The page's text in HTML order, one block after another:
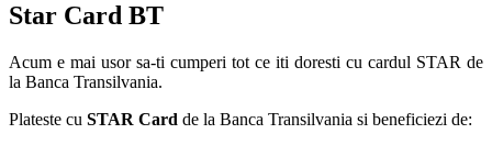
Star Card BT
Acum e mai usor sa-ti cumperi tot ce iti doresti cu cardul STAR de
la Banca Transilvania.
Plateste cu STAR Card de la Banca Transilvania si beneficiezi de: